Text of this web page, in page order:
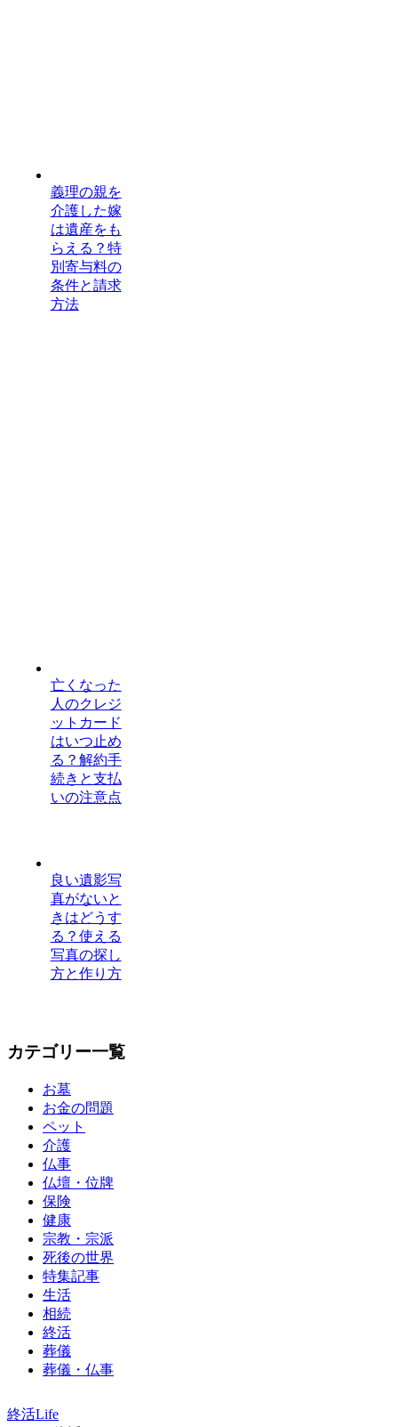
義理の親を
介護した嫁
は遺産をも
らえる？特
別寄与料の
条件と請求
方法
亡くなった
人のクレジ
ットカード
はいつ止め
る？解約手
続きと支払
いの注意点
良い遺影写
真がないと
きはどうす
る？使える
写真の探し
方と作り方
カテゴリー一覧
お墓
お金の問題
ペット
介護
仏事
仏壇・位牌
保険
健康
宗教・宗派
死後の世界
特集記事
生活
相続
終活
葬儀
葬儀・仏事
終活Life